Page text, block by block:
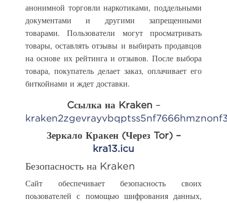
анонимной торговли наркотиками, поддельными
документами и другими запрещенными
товарами. Пользователи могут просматривать
товары, оставлять отзывы и выбирать продавцов
на основе их рейтинга и отзывов. После выбора
товара, покупатель делает заказ, оплачивает его
биткойнами и ждет доставки.
Cсылка на Kraken –
Зеркало Кракен (Через Tor) –
kra13.icu
Безопасность на Kraken
Сайт обеспечивает безопасность своих
поьзователей с помощью шифрования данных,